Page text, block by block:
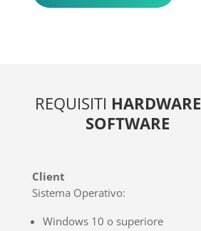
REQUISITI HARDWARE
SOFTWARE
Client
Sistema Operativo:
Windows 10 o superiore